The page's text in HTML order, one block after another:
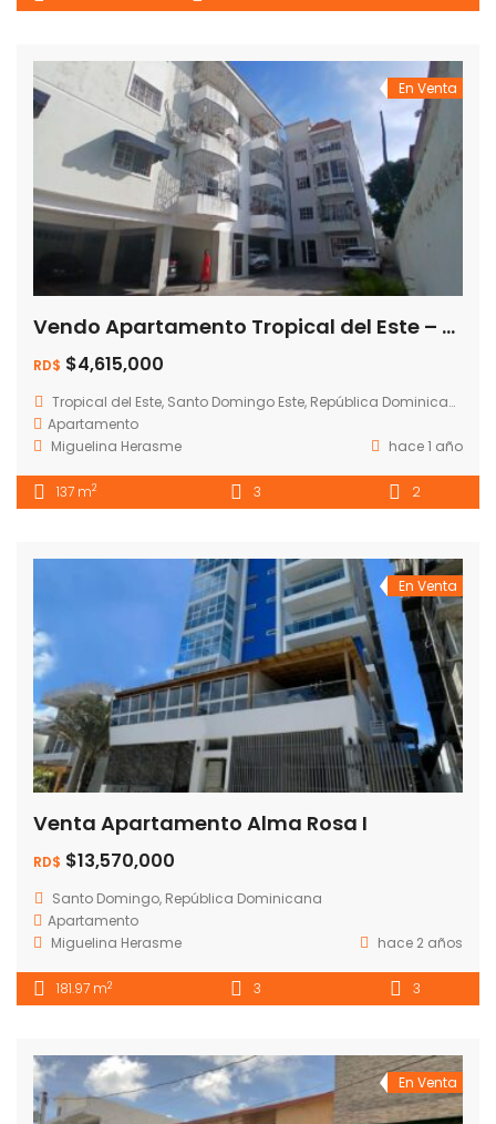
En Venta
Vendo Apartamento Tropical del Este – Corales del Sur
RD$ $4,615,000
Tropical del Este, Santo Domingo Este, República Dominicana
Apartamento
Miguelina Herasme
hace 1 año
137 m2 3 2
En Venta
Venta Apartamento Alma Rosa I
RD$ $13,570,000
Santo Domingo, República Dominicana
Apartamento
Miguelina Herasme
hace 2 años
181.97 m2 3 3
En Venta